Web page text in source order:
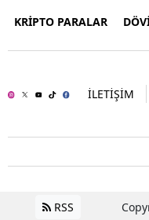
KRİPTO PARALAR
İLETİŞİM
RSS